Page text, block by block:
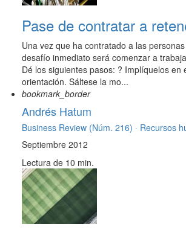
Pase de contratar a
Una vez que ha contratado a las
desafío inmediato será comenzar a
Dé los siguientes pasos: ? Implíquelos en
orientación. Sáltese la mo...
bookmark_border
Andrés Hatum
Business Review (Núm. 216) · Recursos
Septiembre 2012
Lectura de 10 min.